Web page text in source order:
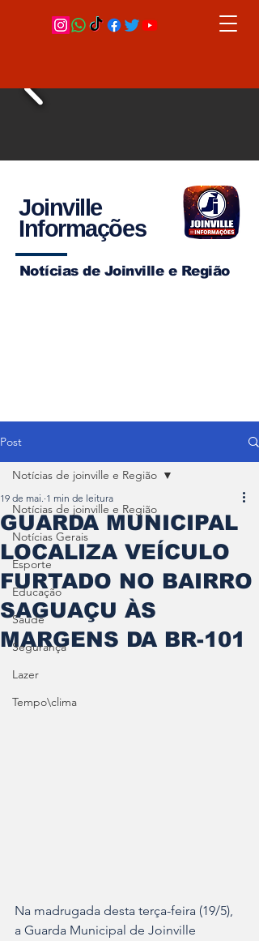
Joinville
Informações
Notícias de Joinville e Região
Post
Notícias de joinville e Região
Notícias Gerais
Esporte
Educação
Saúde
Segurança
Lazer
Tempo\clima
Notícias de joinville e Região
GUARDA MUNICIPAL
LOCALIZA VEÍCULO
FURTADO NO BAIRRO
SAGUAÇU ÀS
MARGENS DA BR-101
19 de mai. 1 min de leitura
Na madrugada desta terça-feira (19/5),
a Guarda Municipal de Joinville